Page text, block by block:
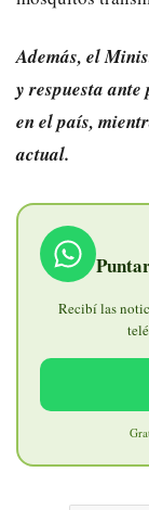
Además, el
y respuesta
en el país,
actual.
Recibí las